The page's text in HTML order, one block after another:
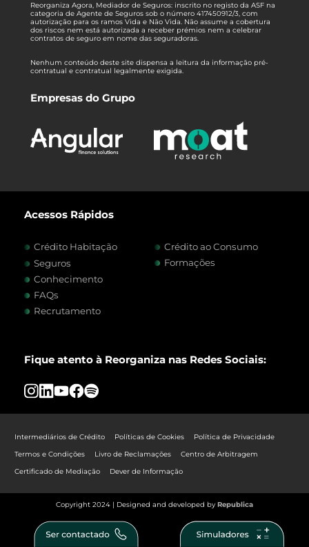
Reorganiza Agora, Mediador de Seguros: inscrito no registo da ASF na
categoria de Agente de Seguros sob o número 417450912/3, com
autorização para os ramos Vida e Não Vida. Não assume a cobertura
dos riscos nem está autorizada a receber prémios nem a celebrar
contratos de seguro em nome das seguradoras.
Nenhum conteúdo deste site dispensa a leitura da informação pré-
contratual e contratual legalmente exigida.
Empresas do Grupo
Acessos Rápidos
Crédito Habitação
Crédito ao Consumo
Seguros
Formações
Conhecimento
FAQs
Recrutamento
Fique atento à Reorganiza nas Redes Sociais:
Intermediários de Crédito Políticas de Cookies
Política de Privacidade
Termos e Condições
Livro de Reclamações
Centro de Arbitragem
Certificado de Mediação
Dever de Informação
Copyright 2024 | Designed and developed by Republica